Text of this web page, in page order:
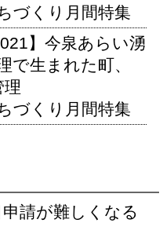
づくり月間特集
】今泉あらい湧
で生まれた町、
づくり月間特集
請が難しくなる